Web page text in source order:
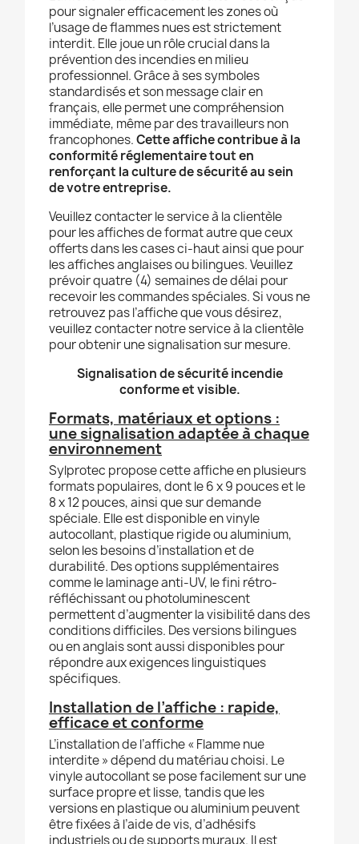
pour signaler efficacement les zones où
l’usage de flammes nues est strictement
interdit. Elle joue un rôle crucial dans la
prévention des incendies en milieu
professionnel. Grâce à ses symboles
standardisés et son message clair en
français, elle permet une compréhension
immédiate, même par des travailleurs non
francophones.Cette affiche contribue à la
conformité réglementaire tout en
renforçant la culture de sécurité au sein
de votre entreprise.
Veuillez contacter le service à la clientèle
pour les affiches de format autre que ceux
offerts dans les cases ci-haut ainsi que pour
les affiches anglaises ou bilingues. Veuillez
prévoir quatre (4) semaines de délai pour
recevoir les commandes spéciales. Si vous ne
retrouvez pas l’affiche que vous désirez,
veuillez contacter notre service à la clientèle
pour obtenir une signalisation sur mesure.
Signalisation de sécurité incendie
conforme et visible.
Formats, matériaux et options :
une signalisation adaptée à chaque
environnement
Sylprotec propose cette affiche en plusieurs
formats populaires, dont le 6 x 9 pouces et le
8 x 12 pouces, ainsi que sur demande
spéciale. Elle est disponible en vinyle
autocollant, plastique rigide ou aluminium,
selon les besoins d’installation et de
durabilité. Des options supplémentaires
comme le laminage anti-UV, le fini rétro-
réfléchissant ou photoluminescent
permettent d’augmenter la visibilité dans des
conditions difficiles. Des versions bilingues
ou en anglais sont aussi disponibles pour
répondre aux exigences linguistiques
spécifiques.
Installation de l’affiche : rapide,
efficace et conforme
L’installation de l’affiche « Flamme nue
interdite » dépend du matériau choisi. Le
vinyle autocollant se pose facilement sur une
surface propre et lisse, tandis que les
versions en plastique ou aluminium peuvent
être fixées à l’aide de vis, d’adhésifs